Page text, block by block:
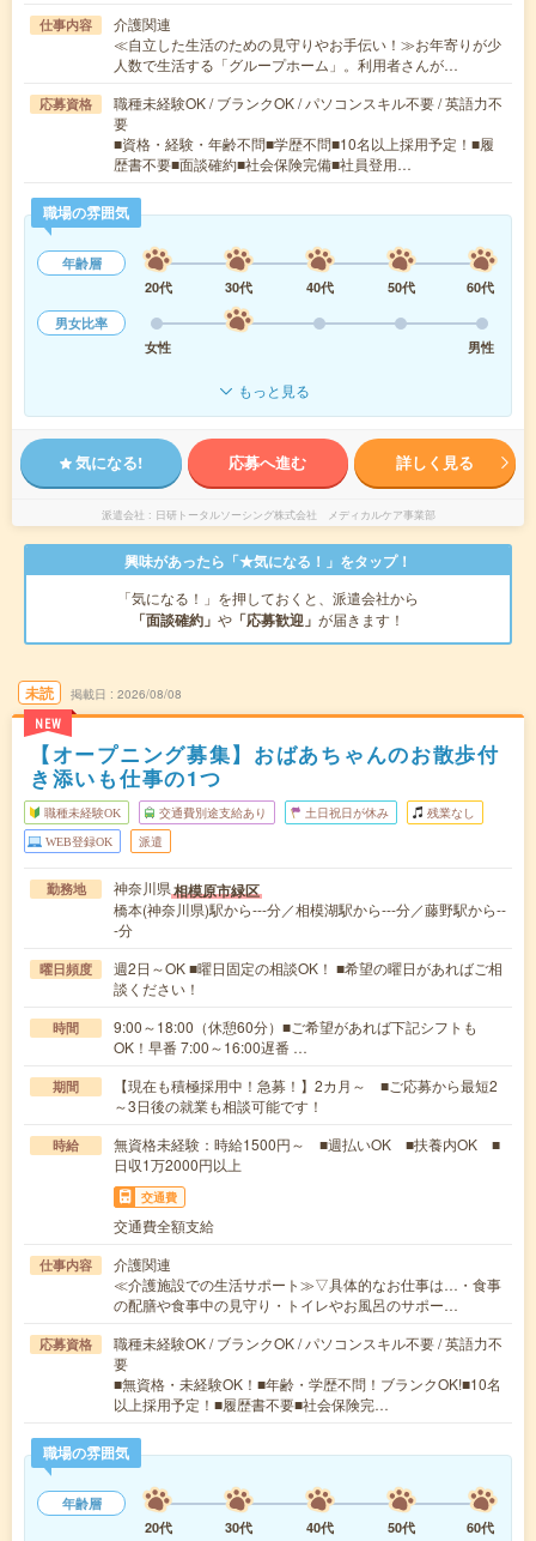
仕事内容
介護関連
≪自立した生活のための見守りやお手伝い！≫お年寄りが少
人数で生活する「グループホーム」。利用者さんが…
応募資格
職種未経験OK / ブランクOK / パソコンスキル不要 / 英語力不
要
■資格・経験・年齢不問■学歴不問■10名以上採用予定！■履
歴書不要■面談確約■社会保険完備■社員登用…
職場の雰囲気
年齢層
20代
30代 40代 50代
60代
男女比率
女性
男性
もっと見る
気になる! 応募へ進む 詳しく見る
派遣会社 日研トータルソーシング株式会社 メディカルケア事業部
興味があったら「★気になる！」をタップ！
「気になる！」を押しておくと、派遣会社から
「面談確約」 や 「応募歓迎」 が届きます！
未読
NEW
掲載日 2026/08/08
【オープニング募集】おばあちゃんのお散歩付
き添いも仕事の1つ
職種未経験OK 交通費別途支給あり 土日祝日が休み 残業なし
WEB登録OK 派遣
勤務地 神奈川県相模原市緑区
橋本(神奈川県)駅から---分／相模湖駅から---分／藤野駅から--
-分
曜日頻度
週2日～OK ■曜日固定の相談OK！ ■希望の曜日があればご相
談ください！
時間
9:00～18:00（休憩60分）■ご希望があれば下記シフトも
OK！早番 7:00～16:00遅番 …
期間
【現在も積極採用中！急募！】2カ月～ ■ご応募から最短2
～3日後の就業も相談可能です！
時給
無資格未経験：時給1500円～ ■週払いOK ■扶養内OK ■
日収1万2000円以上
交通費
交通費全額支給
仕事内容
介護関連
≪介護施設での生活サポート≫▽具体的なお仕事は…・食事
の配膳や食事中の見守り・トイレやお風呂のサポー…
応募資格
職種未経験OK / ブランクOK / パソコンスキル不要 / 英語力不
要
■無資格・未経験OK！■年齢・学歴不問！ブランクOK!■10名
以上採用予定！■履歴書不要■社会保険完…
職場の雰囲気
年齢層
20代
30代 40代 50代
60代